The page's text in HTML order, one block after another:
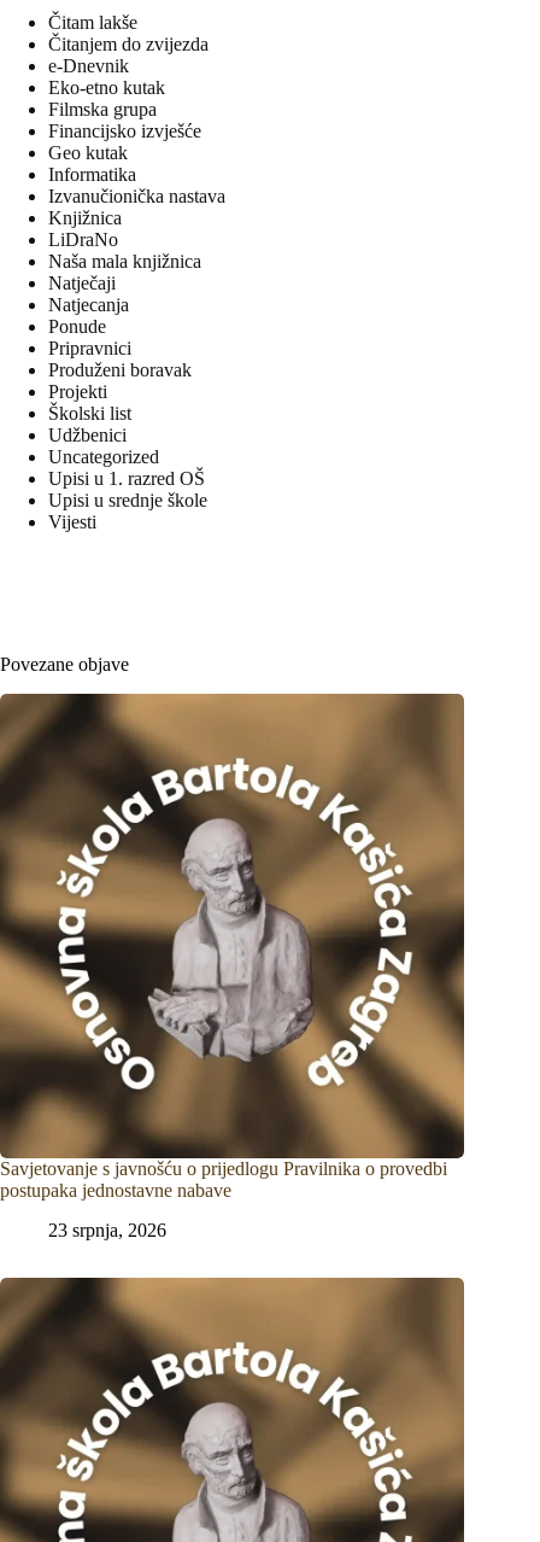
Čitam lakše
Čitanjem do zvijezda
e-Dnevnik
Eko-etno kutak
Filmska grupa
Financijsko izvješće
Geo kutak
Informatika
Izvanučionička nastava
Knjižnica
LiDraNo
Naša mala knjižnica
Natječaji
Natjecanja
Ponude
Pripravnici
Produženi boravak
Projekti
Školski list
Udžbenici
Uncategorized
Upisi u 1. razred OŠ
Upisi u srednje škole
Vijesti
Povezane objave
Savjetovanje s javnošću o prijedlogu Pravilnika o provedbi
postupaka jednostavne nabave
23 srpnja, 2026